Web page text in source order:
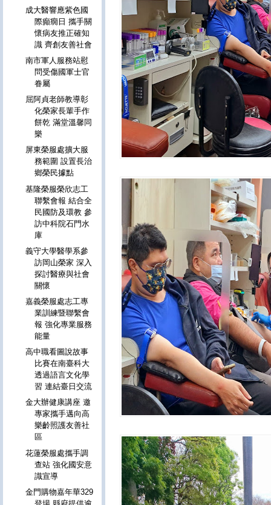
成大醫響應紫色國
際癲癇日 攜手關
懷病友推正確知
識 齊創友善社會
南市軍人服務站慰
問受傷國軍士官
眷屬
屈阿貞老師教導彰
化榮家長輩手作
餅乾 滿堂溫馨同
樂
屏東榮服處擴大服
務範圍 設置長治
鄉榮民據點
基隆榮服榮欣志工
聯繫會報 結合全
民國防及環教 參
訪中科院石門水
庫
義守大學醫學系參
訪岡山榮家 深入
探討醫療與社會
關懷
嘉義榮服處志工專
業訓練暨聯繫會
報 強化專業服務
能量
高中職看圖說故事
比賽在南臺科大
透過語言文化學
習 連結臺日交流
金大辦健康講座 邀
專家攜手邁向高
樂齡照護友善社
區
花蓮榮服處攜手調
查站 強化國安意
識宣導
金門購物嘉年華329